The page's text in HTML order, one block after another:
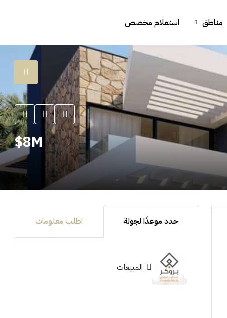
مناطق استعلام مخصص
8M$
حدد موعدًا لجولة اطلب معلومات
المبيعات